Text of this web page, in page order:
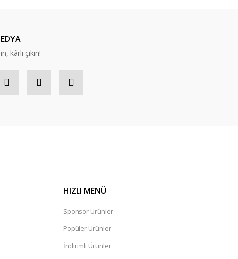
kârlı çıkın!
HIZLI MENÜ
Sponsor Ürünler
Popüler Ürünler
İndirimli Ürünler